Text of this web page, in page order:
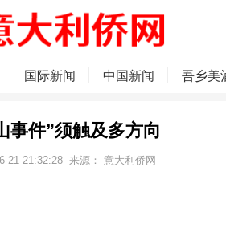
国际新闻 中国新闻 吾乡美
事件”须触及多方向
21 21:32:28 来源： 意大利侨网